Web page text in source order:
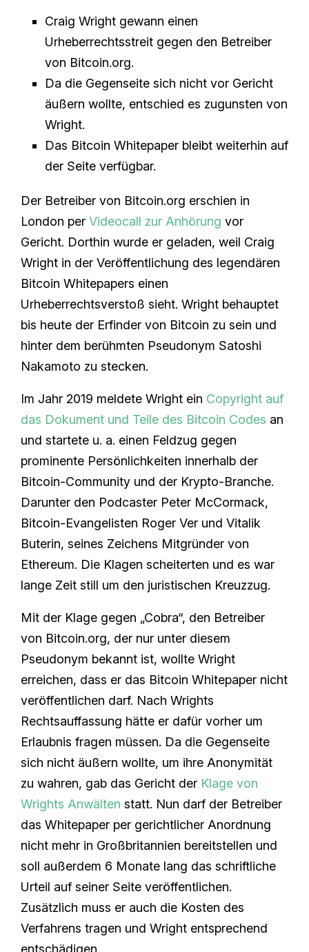
Craig Wright gewann einen
Urheberrechtsstreit gegen den Betreiber
von Bitcoin.org.
Da die Gegenseite sich nicht vor Gericht
äußern wollte, entschied es zugunsten von
Wright.
Das Bitcoin Whitepaper bleibt weiterhin auf
der Seite verfügbar.
Der Betreiber von Bitcoin.org erschien in
London per Videocall zur Anhörung vor
Gericht. Dorthin wurde er geladen, weil Craig
Wright in der Veröffentlichung des legendären
Bitcoin Whitepapers einen
Urheberrechtsverstoß sieht. Wright behauptet
bis heute der Erfinder von Bitcoin zu sein und
hinter dem berühmten Pseudonym Satoshi
Nakamoto zu stecken.
Im Jahr 2019 meldete Wright ein Copyright auf
das Dokument und Teile des Bitcoin Codes an
und startete u. a. einen Feldzug gegen
prominente Persönlichkeiten innerhalb der
Bitcoin-Community und der Krypto-Branche.
Darunter den Podcaster Peter McCormack,
Bitcoin-Evangelisten Roger Ver und Vitalik
Buterin, seines Zeichens Mitgründer von
Ethereum. Die Klagen scheiterten und es war
lange Zeit still um den juristischen Kreuzzug.
Mit der Klage gegen „Cobra“, den Betreiber
von Bitcoin.org, der nur unter diesem
Pseudonym bekannt ist, wollte Wright
erreichen, dass er das Bitcoin Whitepaper nicht
veröffentlichen darf. Nach Wrights
Rechtsauffassung hätte er dafür vorher um
Erlaubnis fragen müssen. Da die Gegenseite
sich nicht äußern wollte, um ihre Anonymität
zu wahren, gab das Gericht der Klage von
Wrights Anwälten statt. Nun darf der Betreiber
das Whitepaper per gerichtlicher Anordnung
nicht mehr in Großbritannien bereitstellen und
soll außerdem 6 Monate lang das schriftliche
Urteil auf seiner Seite veröffentlichen.
Zusätzlich muss er auch die Kosten des
Verfahrens tragen und Wright entsprechend
entschädigen.